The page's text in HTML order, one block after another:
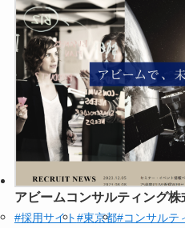
アビームコンサルティング株
#採用サイト#東京都#コンサルテ